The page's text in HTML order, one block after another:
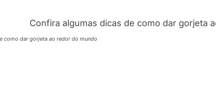
como dar gorjeta ao redor do mundo